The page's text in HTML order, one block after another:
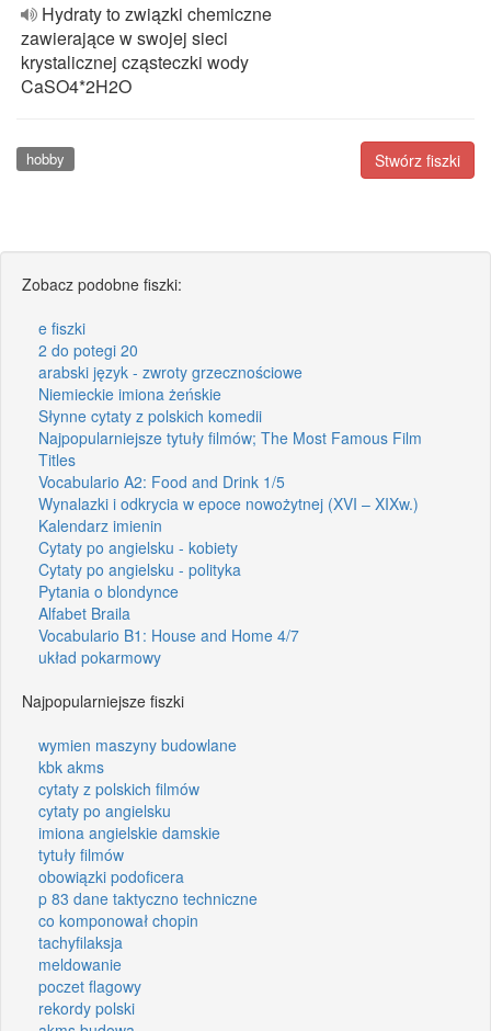
Hydraty to związki chemiczne
zawierające w swojej sieci
krystalicznej cząsteczki wody
CaSO4*2H2O
Stwórz fiszki
hobby
Zobacz podobne fiszki:
e fiszki
2 do potegi 20
arabski język - zwroty grzecznościowe
Niemieckie imiona żeńskie
Słynne cytaty z polskich komedii
Najpopularniejsze tytuły filmów; The Most Famous Film
Titles
Vocabulario A2: Food and Drink 1/5
Wynalazki i odkrycia w epoce nowożytnej (XVI – XIXw.)
Kalendarz imienin
Cytaty po angielsku - kobiety
Cytaty po angielsku - polityka
Pytania o blondynce
Alfabet Braila
Vocabulario B1: House and Home 4/7
układ pokarmowy
Najpopularniejsze fiszki
wymien maszyny budowlane
kbk akms
cytaty z polskich filmów
cytaty po angielsku
imiona angielskie damskie
tytuły filmów
obowiązki podoficera
p 83 dane taktyczno techniczne
co komponował chopin
tachyfilaksja
meldowanie
poczet flagowy
rekordy polski